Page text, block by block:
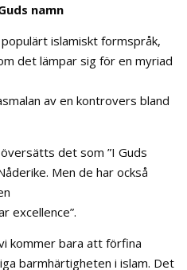
namn
islamiskt formspråk,
det lämpar sig för en myriad
av en kontrovers bland
det som ”I Guds
Men de har också
excellence”.
kommer bara att förfina
barmhärtigheten i islam. Det